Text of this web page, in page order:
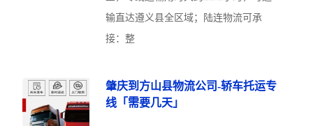
输直达遵义县全区域；陆连物流可承
接：整
肇庆到方山县物流公司-轿车托运专
线「需要几天」